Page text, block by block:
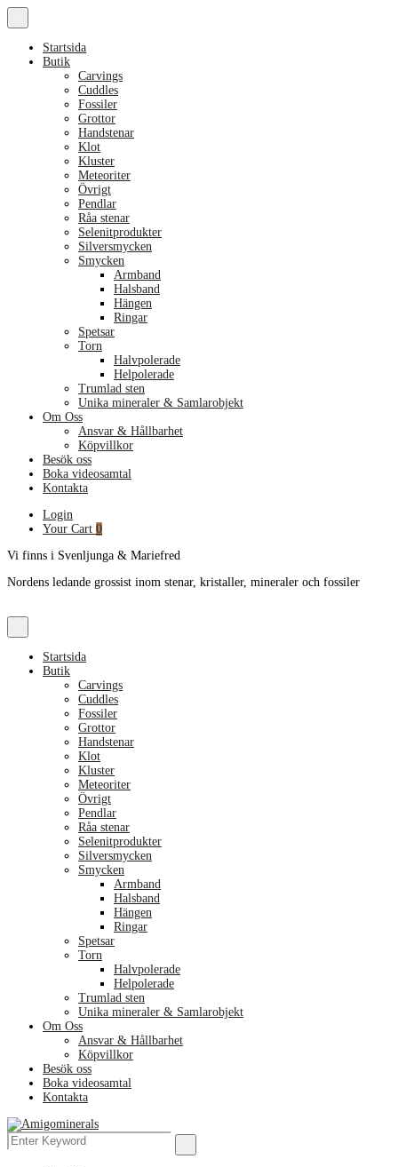
Startsida
Butik
Carvings
Cuddles
Fossiler
Grottor
Handstenar
Klot
Kluster
Meteoriter
Övrigt
Pendlar
Råa stenar
Selenitprodukter
Silversmycken
Smycken
Armband
Halsband
Hängen
Ringar
Spetsar
Torn
Halvpolerade
Helpolerade
Trumlad sten
Unika mineraler & Samlarobjekt
Om Oss
Ansvar & Hållbarhet
Köpvillkor
Besök oss
Boka videosamtal
Kontakta
Login
Your Cart 0
Vi finns i Svenljunga & Mariefred
Nordens ledande grossist inom stenar, kristaller, mineraler och fossiler
Startsida
Butik
Carvings
Cuddles
Fossiler
Grottor
Handstenar
Klot
Kluster
Meteoriter
Övrigt
Pendlar
Råa stenar
Selenitprodukter
Silversmycken
Smycken
Armband
Halsband
Hängen
Ringar
Spetsar
Torn
Halvpolerade
Helpolerade
Trumlad sten
Unika mineraler & Samlarobjekt
Om Oss
Ansvar & Hållbarhet
Köpvillkor
Besök oss
Boka videosamtal
Kontakta
Menu
Search
for:
Search